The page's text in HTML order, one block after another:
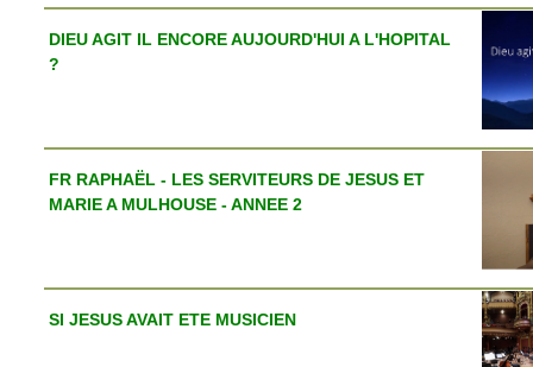
DIEU AGIT IL ENCORE AUJOURD'HUI A L'HOPITAL
?
FR RAPHAËL - LES SERVITEURS DE JESUS ET
MARIE A MULHOUSE - ANNEE 2
SI JESUS AVAIT ETE MUSICIEN